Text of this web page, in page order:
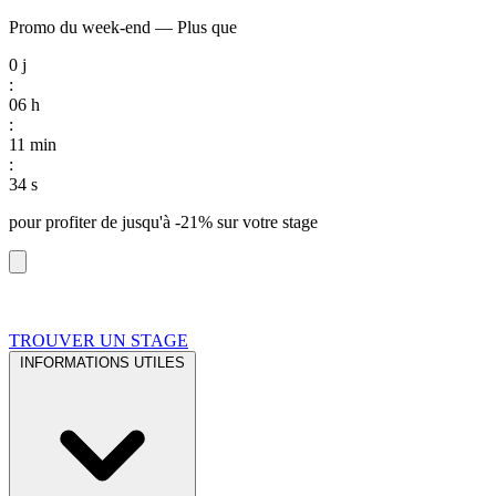
Promo du week-end — Plus que
0 j
:
06 h
:
11 min
:
33 s
pour profiter de jusqu'à -21% sur votre stage
TROUVER UN STAGE
INFORMATIONS UTILES